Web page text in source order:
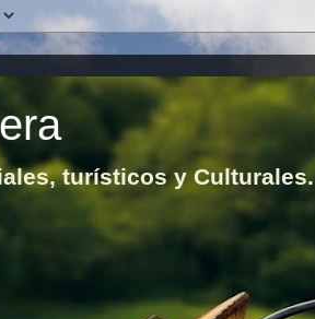
turísticos y Culturales.